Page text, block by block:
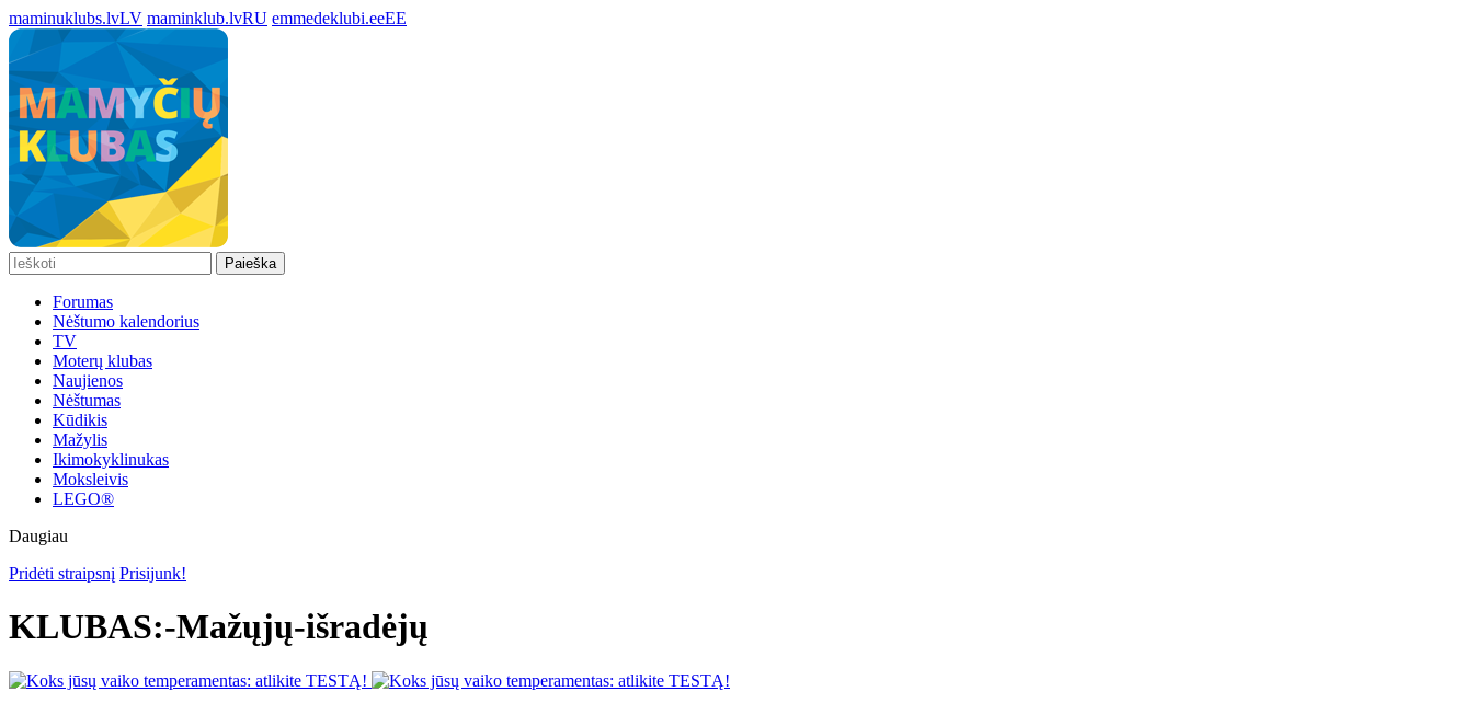
maminuklubs.lvLV maminklub.lvRU emmedeklubi.eeEE
Paieška
Forumas
Nėštumo kalendorius
TV
Moterų klubas
Naujienos
Nėštumas
Kūdikis
Mažylis
Ikimokyklinukas
Moksleivis
LEGO®
Daugiau
Pridėti straipsnį Prisijunk!
KLUBAS:-Mažųjų-išradėjų